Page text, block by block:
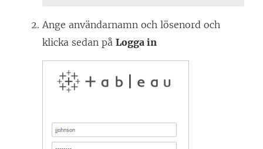
Ange användarnamn och lösenord och
klicka sedan på Logga in